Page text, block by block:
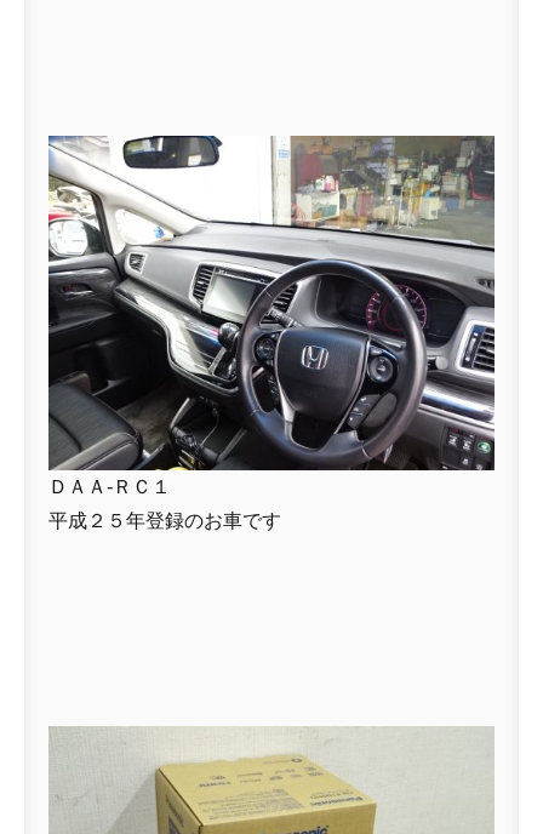
ＤＡＡ-ＲＣ１
平成２５年登録のお車です